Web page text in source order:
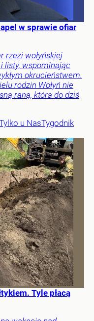
w sprawie ofiar
rzezi wołyńskiej
listy, wspominając
okrucieństwem.
rodzin Wołyń nie
raną, która do dziś
u NasTygodnik
Tyle płacą